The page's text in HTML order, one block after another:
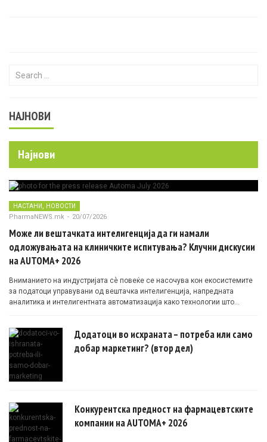
Search for:
НАЈНОВИ
Најнови
НАСТАНИ, НОВОСТИ
PharmaNEWS.mk - 20/07/2026
Може ли вештачката интелигенција да ги намали
одложувањата на клиничките испитувања? Клучни дискусии
на AUTOMA+ 2026
Вниманието на индустријата сè повеќе се насочува кон екосистемите
за податоци управувани од вештачка интелигенција, напредната
аналитика и интелигентната автоматизација како технологии што
Додатоци во исхраната – потреба или само
добар маркетинг? (втор дел)
Конкурентска предност на фармацевтските
компании на AUTOMA+ 2026